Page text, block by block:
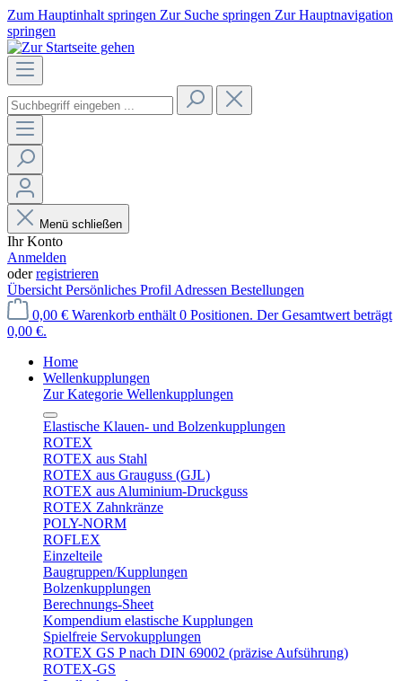
Zum Hauptinhalt springen Zur Suche springen Zur Hauptnavigation
springen
Menü schließen
Ihr Konto
Anmelden
oderregistrieren
Übersicht Persönliches Profil Adressen Bestellungen
0,00 € Warenkorb enthält 0 Positionen. Der Gesamtwert beträgt
0,00 €.
Home
Wellenkupplungen
Zur Kategorie Wellenkupplungen
Elastische Klauen- und Bolzenkupplungen
ROTEX
ROTEX aus Stahl
ROTEX aus Grauguss (GJL)
ROTEX aus Aluminium-Druckguss
ROTEX Zahnkränze
POLY-NORM
ROFLEX
Einzelteile
Baugruppen/Kupplungen
Bolzenkupplungen
Berechnungs-Sheet
Kompendium elastische Kupplungen
Spielfreie Servokupplungen
ROTEX GS P nach DIN 69002 (präzise Aufsührung)
ROTEX-GS